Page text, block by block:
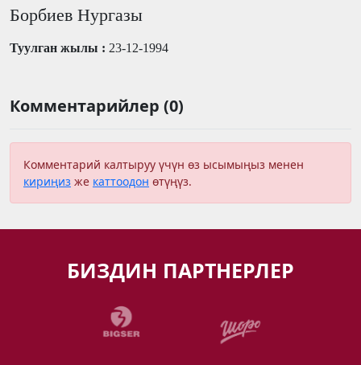
Борбиев Нургазы
Туулган жылы : 23-12-1994
Комментарийлер (0)
Комментарий калтыруу үчүн өз ысымыңыз менен
кириңиз же каттоодон өтүңүз.
БИЗДИН ПАРТНЕРЛЕР